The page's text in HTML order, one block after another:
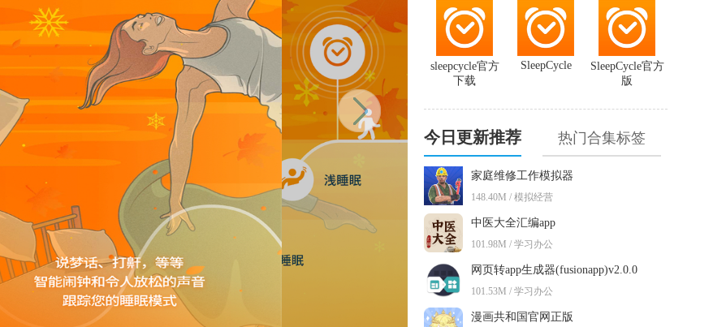
SleepCycle官方
版
SleepCycle
sleepcycle官方
下载
今日更新推荐 热门合集标签
家庭维修工作模拟器
148.40M / 模拟经营
中医大全汇编app
101.98M / 学习办公
网页转app生成器(fusionapp)v2.0.0
101.53M / 学习办公
漫画共和国官网正版